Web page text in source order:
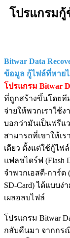
โปรแกรมกู้
Bitwar Data
ข้อมูล กู้ไฟล์ที่หาย
โปรแกรม Bitwar
ที่ถูกสร้างขึ้นโดยที
จ่ายให้พวกเราใช้
บอกว่ามันเป็นฟรีแว
สามารถที่เขาให้เร
เดียว ตั้งแต่ใช้กู้ไฟ
แฟลชไดร์ฟ (Flash
จำพวกเอสดี-การ์ด
SD-Card) ได้แบบ
เผลอลบไฟล์
โปรแกรม Bitwar
กลับคืนมา จากกร